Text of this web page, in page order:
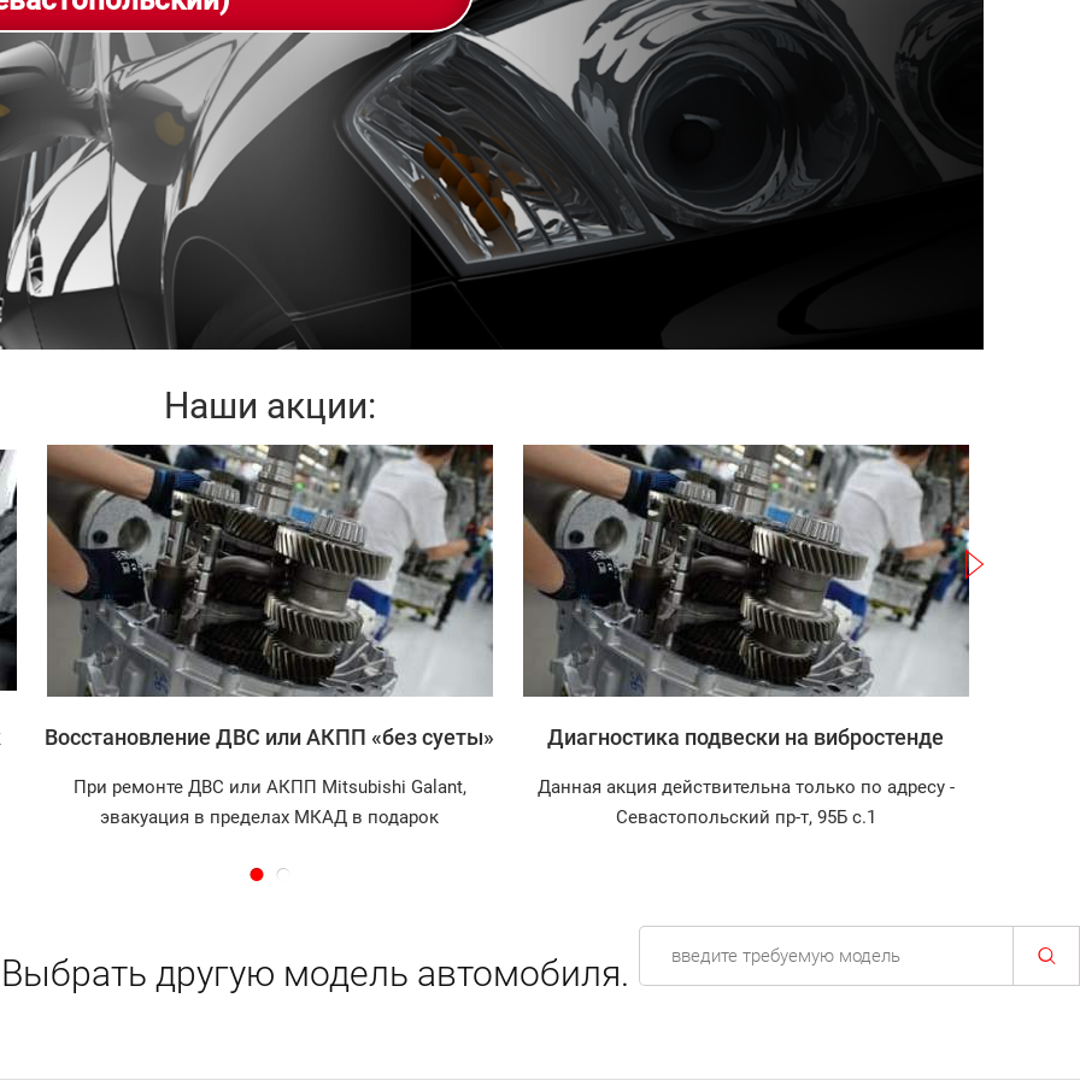
Наши акции:
Записаться
Восстановление ДВС или АКПП «без суеты»
При ремонте ДВС или АКПП Mitsubishi Galant,
эвакуация в пределах МКАД в подарок
Записаться
Диагностика подвески на вибростенде
Данная акция действительна только по адресу -
Севастопольский пр-т, 95Б с.1
Выбрать другую модель автомобиля.